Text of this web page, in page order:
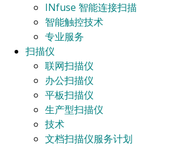
INfuse 智能连接扫描
智能触控技术
专业服务
扫描仪
联网扫描仪
办公扫描仪
平板扫描仪
生产型扫描仪
技术
文档扫描仪服务计划